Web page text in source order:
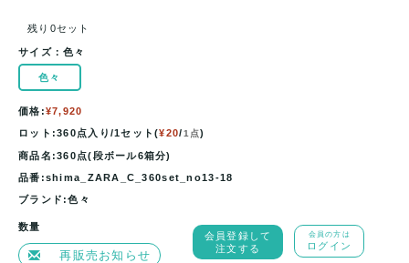
残り0セット
サイズ：色々
色々
価格:¥7,920
ロット:360点入り/1セット(¥20/1点)
商品名:360点(段ボール6箱分)
品番:shima_ZARA_C_360set_no13-18
ブランド:色々
数量
再販売お知らせ
会員登録して
注文する
会員の方は
ログイン